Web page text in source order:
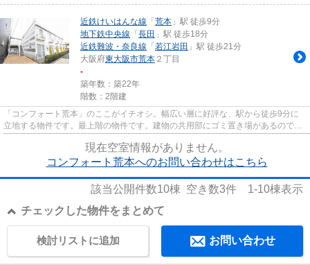
近鉄けいはんな線 「荒本 」駅 徒歩9分
地下鉄中央線 「長田 」駅 徒歩18分
近鉄難波・奈良線 「若江岩田 」駅 徒歩21分
大阪府東大阪市荒本 ２丁目
-
築年数：築22年
階数：2階建
「コンフォート荒本」のここがイチオシ。幅広い層に好評な、駅から徒歩9分に
立地する物件です。最上階の物件です。建物の共用部にゴミ置き場があるので、
外部の人にゴミを見られるなど...
現在空室情報がありません。
コンフォート荒本へのお問い合わせはこちら
該当公開件数10棟 空き数3件 1-10棟表示
チェックした物件をまとめて
お問い合わせ
検討リストに追加